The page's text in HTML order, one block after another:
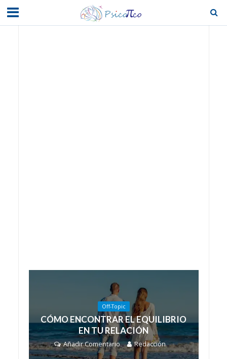
Off-Topic
CÓMO ENCONTRAR EL EQUILIBRIO
EN TU RELACIÓN
Añadir Comentario Redacción